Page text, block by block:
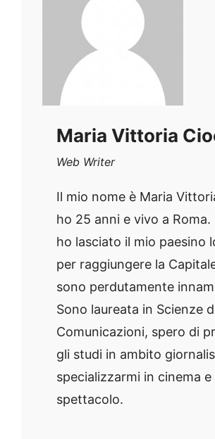
Maria Vittoria
Web Writer
Il mio nome è Maria
ho 25 anni e vivo a Roma.
ho lasciato il mio paesino
per raggiungere la
sono perdutamente
Sono laureata in Scienze
Comunicazioni, spero di
gli studi in ambito
specializzarmi in cinema e
spettacolo.